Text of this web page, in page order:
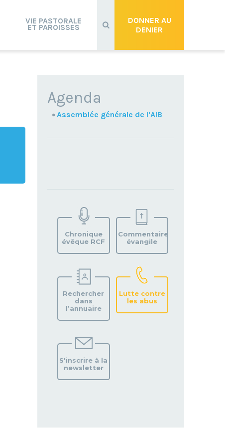
DONNER AU
DENIER
VIE PASTORALE
ET PAROISSES
NAVIGATION
Agenda
Assemblée générale de l'AIB
VOTRE
PAROISSE
Chronique
évêque RCF
Commentaire
évangile
Rechercher
dans
l’annuaire
Lutte contre
les abus
S'inscrire à la
newsletter